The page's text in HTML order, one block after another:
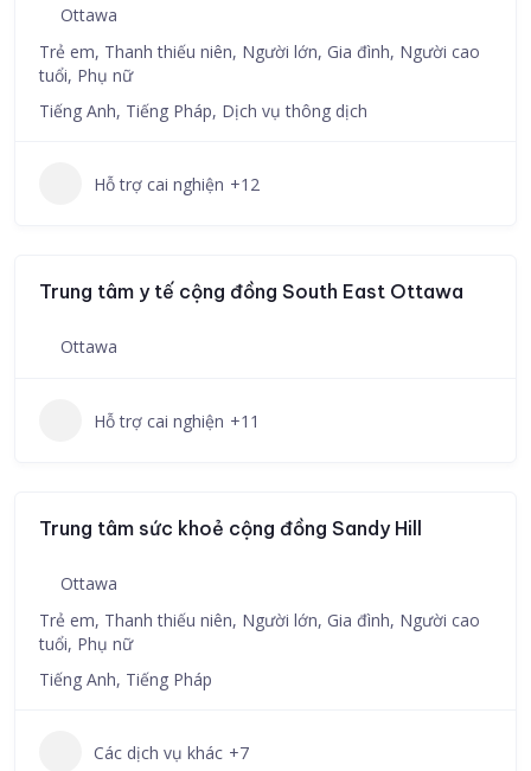
Ottawa
Trẻ em, Thanh thiếu niên, Người lớn, Gia đình, Người cao
tuổi, Phụ nữ
Tiếng Anh, Tiếng Pháp, Dịch vụ thông dịch
Hỗ trợ cai nghiện +12
Trung tâm y tế cộng đồng South East Ottawa
Ottawa
Hỗ trợ cai nghiện +11
Trung tâm sức khoẻ cộng đồng Sandy Hill
Ottawa
Trẻ em, Thanh thiếu niên, Người lớn, Gia đình, Người cao
tuổi, Phụ nữ
Tiếng Anh, Tiếng Pháp
Các dịch vụ khác +7